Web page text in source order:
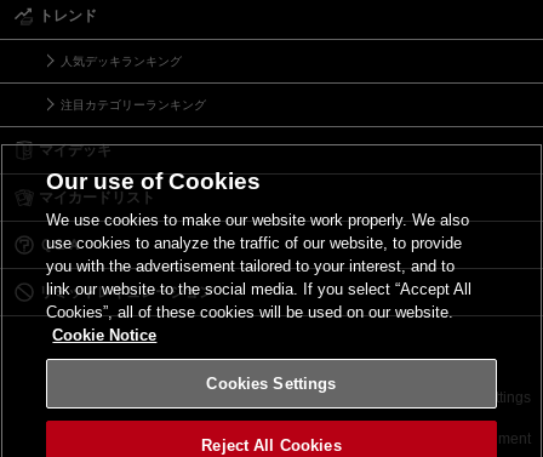
トレンド
人気デッキランキング
注目カテゴリーランキング
マイデッキ
マイカードリスト
Ｑ＆Ａ
リミットレギュレーション
サイトポリシー Cookies Settings
©2026 Konami Digital Entertainment
Our use of Cookies
We use cookies to make our website work properly. We also
use cookies to analyze the traffic of our website, to provide
you with the advertisement tailored to your interest, and to
link our website to the social media. If you select “Accept All
Cookies”, all of these cookies will be used on our website.
Cookie Notice
Cookies Settings
Reject All Cookies